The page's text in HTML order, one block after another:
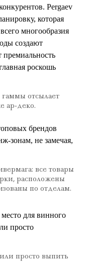
Pergaev
которая
многообразия
создают
роскошь
отсылает
ар-деко.
брендов
зонам, не замечая,
все товары
расположены
по отделам.
для винного
просто
просто выпить